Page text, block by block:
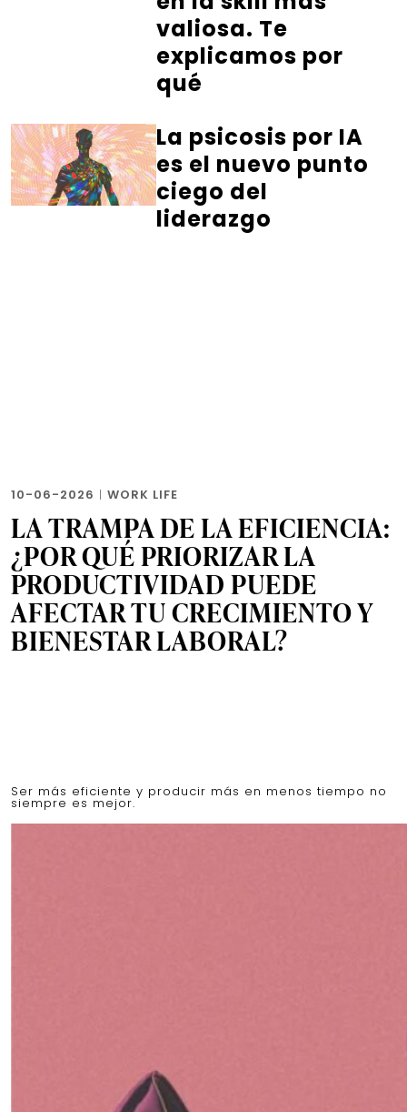
valiosa. Te
explicamos por
qué
La psicosis por IA
es el nuevo punto
ciego del
liderazgo
10-06-2026 | WORK LIFE
LA TRAMPA DE LA EFICIENCIA:
¿POR QUÉ PRIORIZAR LA
PRODUCTIVIDAD PUEDE
AFECTAR TU CRECIMIENTO Y
BIENESTAR LABORAL?
Ser más eficiente y producir más en menos tiempo no
siempre es mejor.